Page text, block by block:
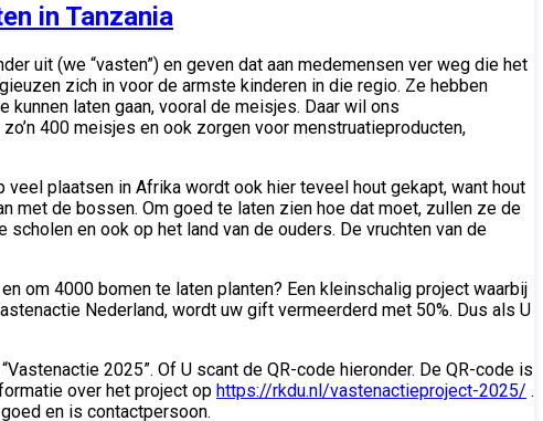
in Tanzania
uit (we “vasten”) en geven dat aan medemensen ver weg die het
zich in voor de armste kinderen in die regio. Ze hebben
laten gaan, vooral de meisjes. Daar wil ons
400 meisjes en ook zorgen voor menstruatieproducten,
plaatsen in Afrika wordt ook hier teveel hout gekapt, want hout
met de bossen. Om goed te laten zien hoe dat moet, zullen ze de
en ook op het land van de ouders. De vruchten van de
om 4000 bomen te laten planten? Een kleinschalig project waarbij
Nederland, wordt uw gift vermeerderd met 50%. Dus als U
2025”. Of U scant de QR-code hieronder. De QR-code is
over het project op https://rkdu.nl/vastenactieproject-2025/ .
en is contactpersoon.